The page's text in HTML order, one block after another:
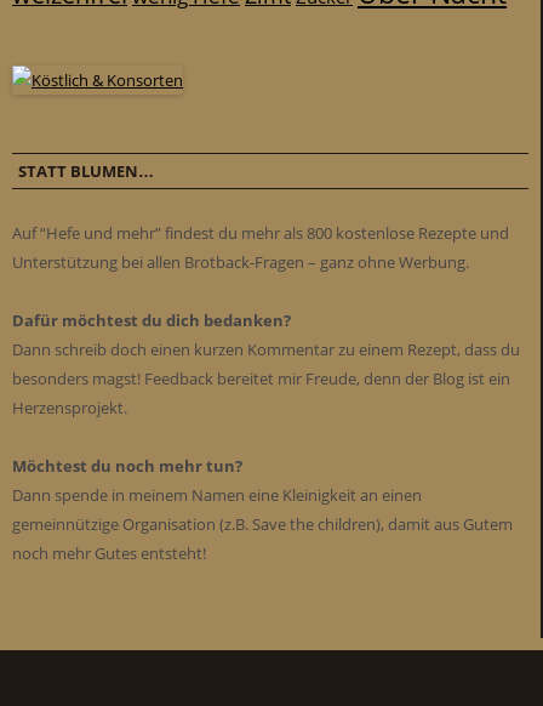
STATT BLUMEN…
Auf “Hefe und mehr” findest du mehr als 800 kostenlose Rezepte und
Unterstützung bei allen Brotback-Fragen – ganz ohne Werbung.
Dafür möchtest du dich bedanken?
Dann schreib doch einen kurzen Kommentar zu einem Rezept, dass du
besonders magst! Feedback bereitet mir Freude, denn der Blog ist ein
Herzensprojekt.
Möchtest du noch mehr tun?
Dann spende in meinem Namen eine Kleinigkeit an einen
gemeinnützige Organisation (z.B. Save the children), damit aus Gutem
noch mehr Gutes entsteht!